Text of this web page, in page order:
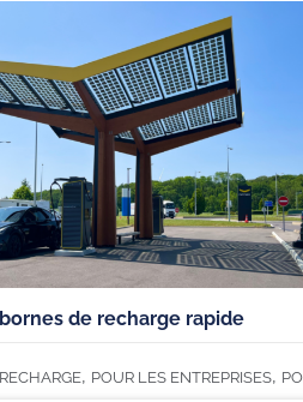
de recharge rapide
, POUR LES ENTREPRISES,
Sécurité et
politique QSE
études de cas